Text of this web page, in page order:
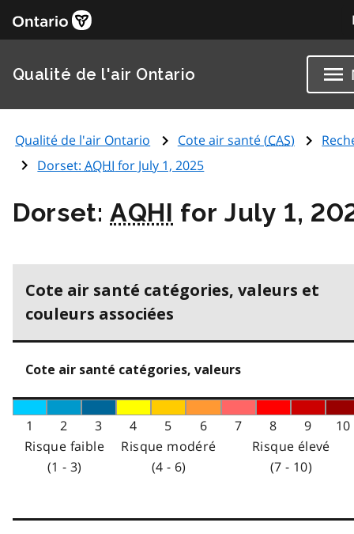
Qualité de l'air Ontario
Qualité de l'air Ontario Cote air santé (CAS)
Dorset:AQHI for July 1, 2025
Dorset:AQHI for July 1,
Cote air santé catégories, valeurs et
couleurs associées
Cote air santé catégories, valeurs
1 2 3 4 5 6 7 8 9
10
Risque faible
(1 - 3)
Risque modéré
(4 - 6)
Risque élevé
(7 - 10)